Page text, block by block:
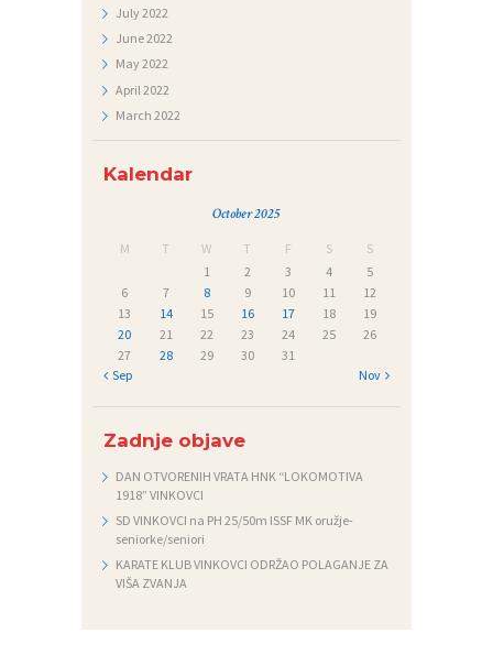
July2022
June2022
May2022
April 2022
March 2022
Kalendar
October 2025
M T W T F S
S
1
2 3 4
5
6
7 8 9 10 11
12
13
14 15 16 17 18
19
20
21 22 23 24 25
26
27
28 29 30
31
« Sep
Nov »
Zadnje objave
DAN OTVORENIH VRATA HNK “LOKOMOTIVA
1918” VINKOVCI
SD VINKOVCI na PH 25/50m ISSF MK oružje-
seniorke/seniori
KARATE KLUB VINKOVCI ODRŽAO POLAGANJE ZA
VIŠA ZVANJA